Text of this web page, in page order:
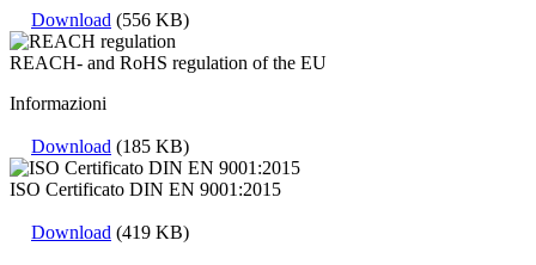
Download (556 KB)
REACH- and RoHS regulation of the EU
Informazioni
Download (185 KB)
ISO Certificato DIN EN 9001:2015
Download (419 KB)